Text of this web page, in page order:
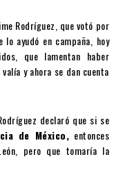
Rodríguez, que votó por
ayudó en campaña, hoy
que lamentan haber
y ahora se dan cuenta
declaró que si se
de México, entonces
pero que tomaría la